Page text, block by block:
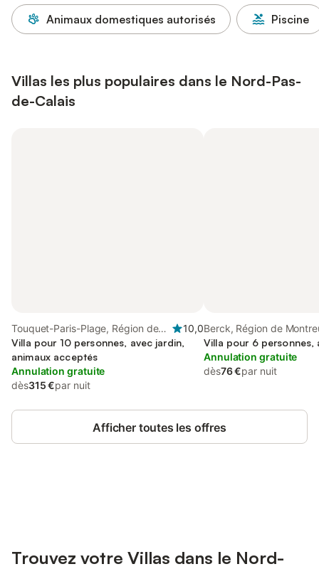
Animaux domestiques autorisés Piscine
Villas les plus populaires dans le Nord-Pas-
de-Calais
Touquet-Paris-Plage, Région de
Montreuil
10,0
Villa pour 10 personnes, avec jardin,
animaux acceptés
Annulation gratuite
dès315 €par nuit
Berck, Région de
Villa pour 6 personnes,
Annulation gratuite
dès76 €par nuit
Afficher toutes les offres
Trouvez votre Villas dans le Nord-